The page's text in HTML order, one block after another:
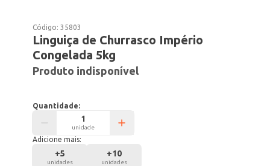
Código:35803
Linguiça de Churrasco Império
Congelada 5kg
Produto indisponível
Quantidade:
unidade
Adicione mais:
+5
unidades
+10
unidades